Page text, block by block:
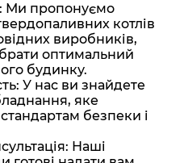
Ми пропонуємо
котлів
виробників,
оптимальний
будинку.
У нас ви знайдете
яке
безпеки і
Наші